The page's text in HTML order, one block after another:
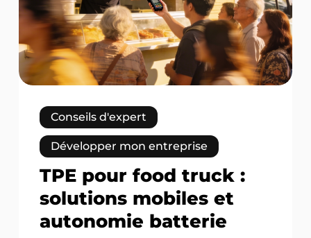
solutions
mobiles
et
autonomie
batterie
Conseils d'expert
Développer mon entreprise
TPE pour food truck :
solutions mobiles et
autonomie batterie